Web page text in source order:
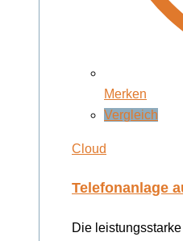
Merken
Vergleich
Cloud
Telefonanlage
Die